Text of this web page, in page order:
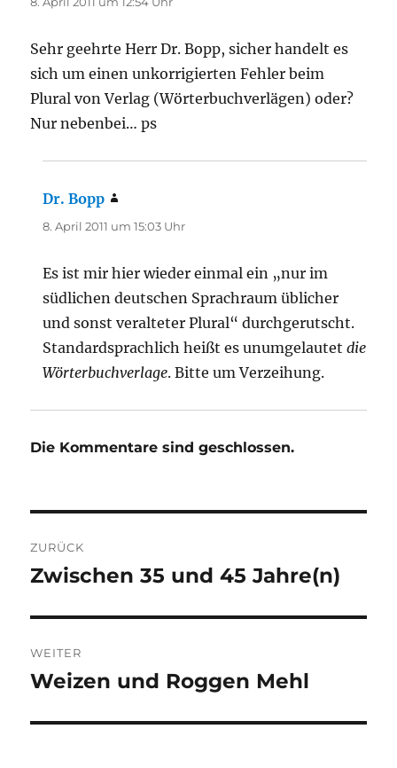
Sehr geehrte Herr Dr. Bopp, sicher handelt es
sich um einen unkorrigierten Fehler beim
Plural von Verlag (Wörterbuchverlägen) oder?
Nur nebenbei… ps
Dr. Bopp
8. April 2011 um 15:03 Uhr
Es ist mir hier wieder einmal ein „nur im
südlichen deutschen Sprachraum üblicher
und sonst veralteter Plural“ durchgerutscht.
Standardsprachlich heißt es unumgelautetdie
Wörterbuchverlage. Bitte um Verzeihung.
Die Kommentare sind geschlossen.
ZURÜCK
Vorheriger
Zwischen 35 und 45 Jahre(n)
WEITER
Nächster
Weizen und Roggen Mehl